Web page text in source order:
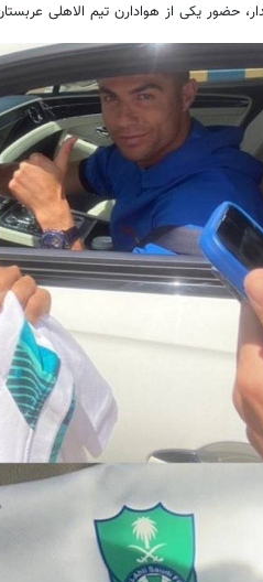
حضور یکی از هوادارن تیم الاهلی